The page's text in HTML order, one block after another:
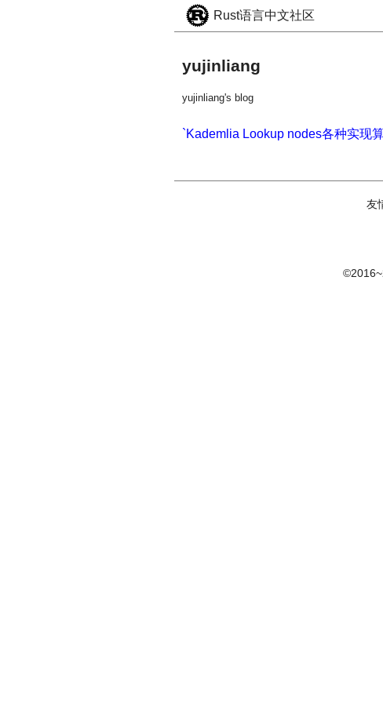
Rust语言中文社区
yujinliang
yujinliang's blog
`Kademlia Lookup nodes各种实现
友